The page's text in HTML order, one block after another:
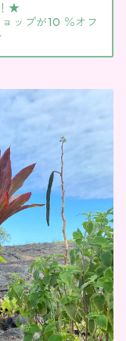
★
ップが10 ％オフ